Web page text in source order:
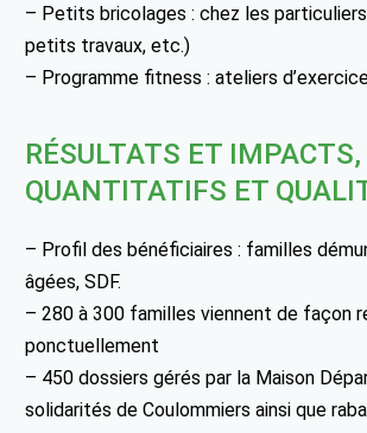
– Petits bricolages : chez les particuliers
petits travaux, etc.)
– Programme fitness : ateliers
RÉSULTATS ET IMPACTS,
QUANTITATIFS ET
– Profil des bénéficiaires : familles
âgées, SDF.
– 280 à 300 familles viennent de façon
ponctuellement
– 450 dossiers gérés par la Maison
solidarités de Coulommiers ainsi que